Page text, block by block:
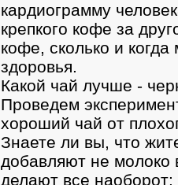
кардиограмму
крепкого кофе за
кофе, сколько и
здоровья.
Какой чай лучше -
Проведем
хороший чай от
Знаете ли вы, что
добавляют не молоко
делают всe